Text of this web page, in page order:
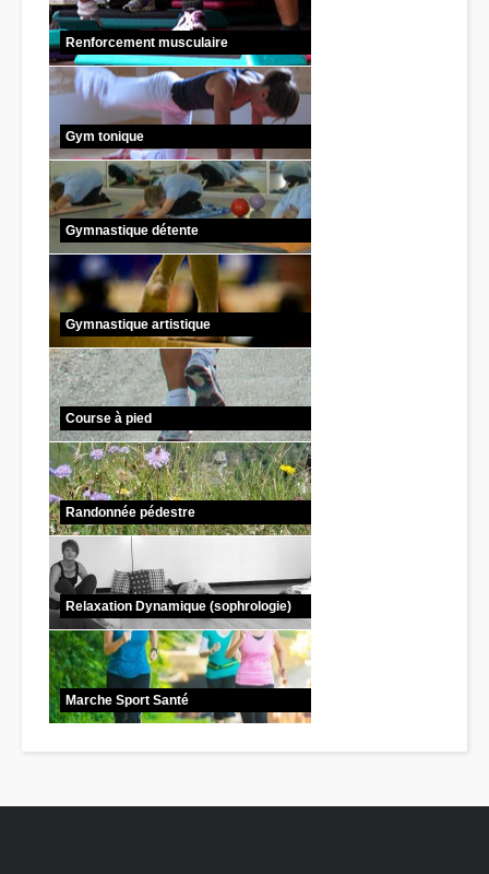
Renforcement musculaire
Gym tonique
Gymnastique détente
Gymnastique artistique
Course à pied
Randonnée pédestre
Relaxation Dynamique (sophrologie)
Marche Sport Santé